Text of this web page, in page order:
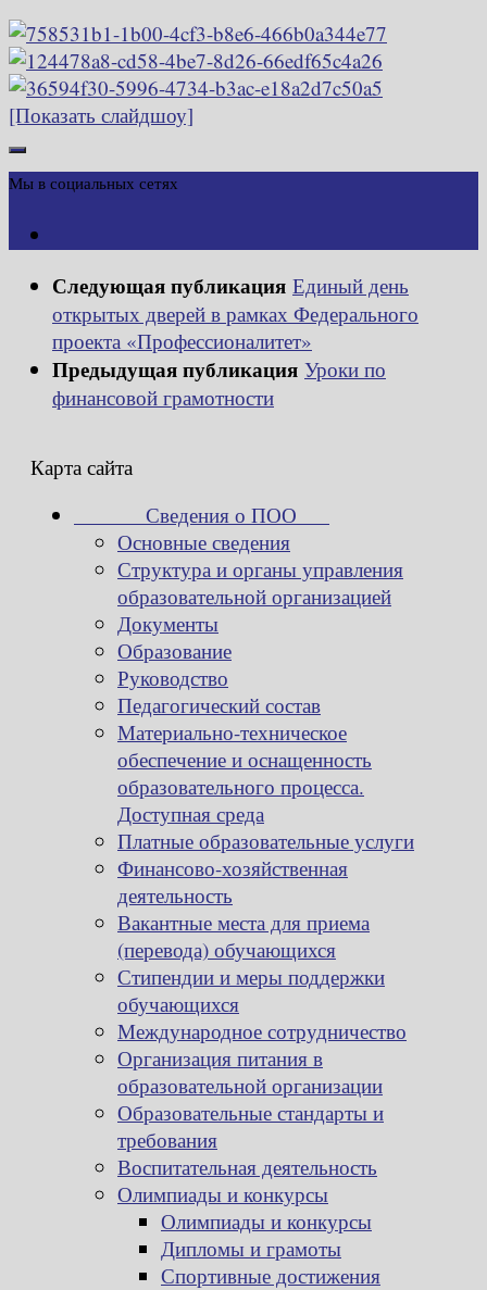
[Показать слайдшоу]
Мы в социальных сетях
Следующая публикация Единый день
открытых дверей в рамках Федерального
проекта «Профессионалитет»
Предыдущая публикация Уроки по
финансовой грамотности
Карта сайта
Сведения о ПОО
Основные сведения
Структура и органы управления
образовательной организацией
Документы
Образование
Руководство
Педагогический состав
Материально-техническое
обеспечение и оснащенность
образовательного процесса.
Доступная среда
Платные образовательные услуги
Финансово-хозяйственная
деятельность
Вакантные места для приема
(перевода) обучающихся
Стипендии и меры поддержки
обучающихся
Международное сотрудничество
Организация питания в
образовательной организации
Образовательные стандарты и
требования
Воспитательная деятельность
Олимпиады и конкурсы
Олимпиады и конкурсы
Дипломы и грамоты
Спортивные достижения